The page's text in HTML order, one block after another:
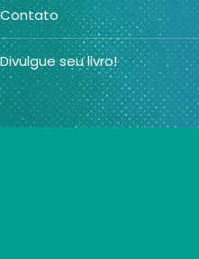
Contato
Divulgue seu livro!